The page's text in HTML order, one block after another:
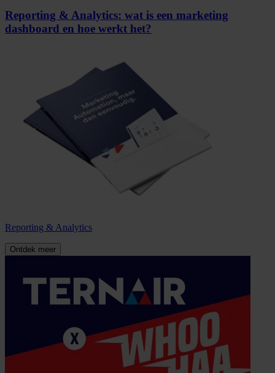
Reporting & Analytics: wat is een marketing
dashboard en hoe werkt het?
Reporting & Analytics
Ontdek meer